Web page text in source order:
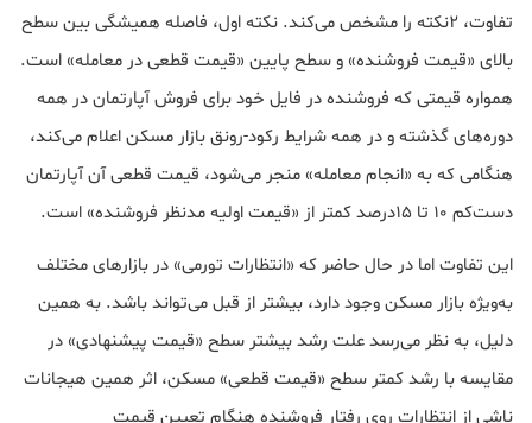
تفاوت، ۲نکته را مشخص می‌کند. نکته اول، فاصله همیشگی بین سطح
بالای «قیمت فروشنده» و سطح پایین «قیمت قطعی در معامله» است.
همواره قیمتی که فروشنده در فایل خود برای فروش آپارتمان در همه
دوره‌های گذشته و در همه شرایط رکود-رونق بازار مسکن اعلام می‌کند،
هنگامی که به «انجام معامله» منجر می‌شود، قیمت قطعی آن آپارتمان
دست‌کم ۱۰ تا ۱۵درصد کمتر از «قیمت اولیه مدنظر فروشنده» است.
این تفاوت اما در حال حاضر که «انتظارات تورمی» در بازارهای مختلف
به‌ویژه بازار مسکن وجود دارد، بیشتر از قبل می‌تواند باشد. به همین
دلیل، به نظر می‌رسد علت رشد بیشتر سطح «قیمت پیشنهادی» در
مقایسه با رشد کمتر سطح «قیمت قطعی» مسکن، اثر همین هیجانات
ناشی از انتظارات روی رفتار فروشنده هنگام تعیین قیمت